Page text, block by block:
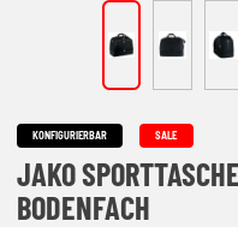
KONFIGURIERBAR SALE
JAKO
BODENFACH